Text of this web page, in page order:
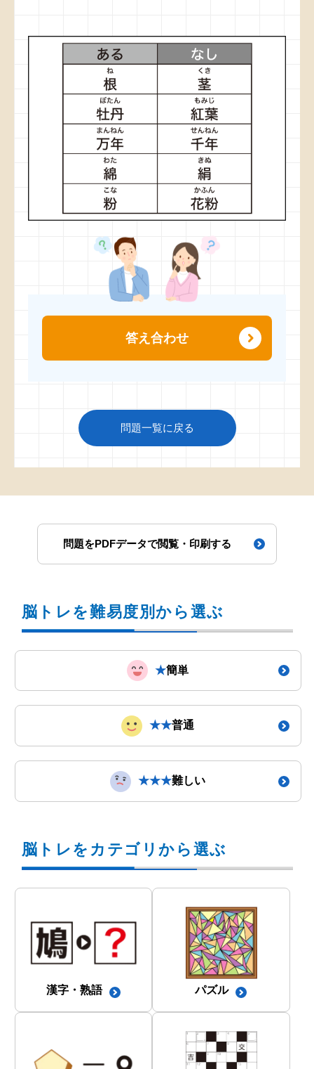
答え合わせ
問題一覧に戻る
問題をPDFデータで閲覧・印刷する
脳トレを難易度別から選ぶ
★簡単
★★普通
★★★難しい
脳トレをカテゴリから選ぶ
漢字・熟語 パズル